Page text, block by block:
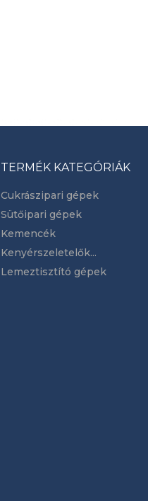
TERMÉK KATEGÓRIÁK
Cukrászipari gépek
Sütőipari gépek
Kemencék
Kenyérszeletelők...
Lemeztisztító gépek